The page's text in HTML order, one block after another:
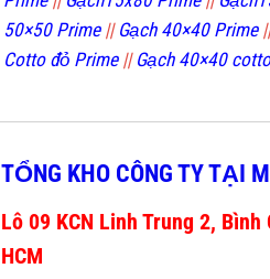
50×50 Prime || Gạch 40×40 Prime
Cotto đỏ Prime || Gạch 40×40
TỔNG KHO CÔNG TY TẠI
Lô 09 KCN Linh Trung 2, Bình
HCM